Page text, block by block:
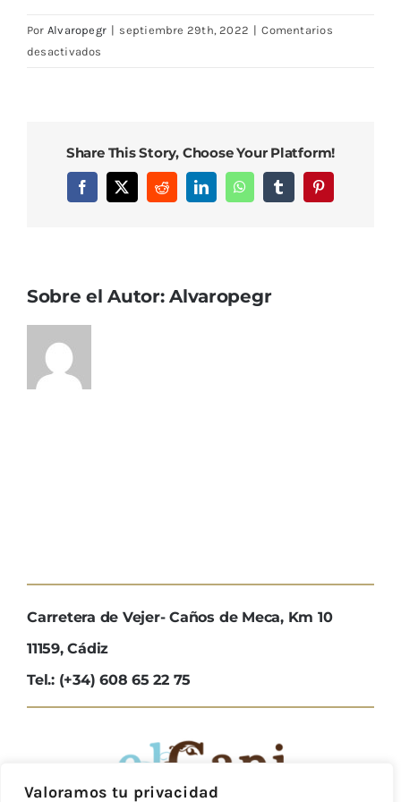
Valoramos tu privacidad
Por Alvaropegr | septiembre 29th, 2022 | Comentarios
desactivados
Share This Story, Choose Your Platform!
Facebook
X RedditLinkedInWhatsAppTumblrPinterest
Sobre el Autor:Alvaropegr
Carretera de Vejer- Caños de Meca, Km 10
11159, Cádiz
Tel.: (+34) 608 65 22 75